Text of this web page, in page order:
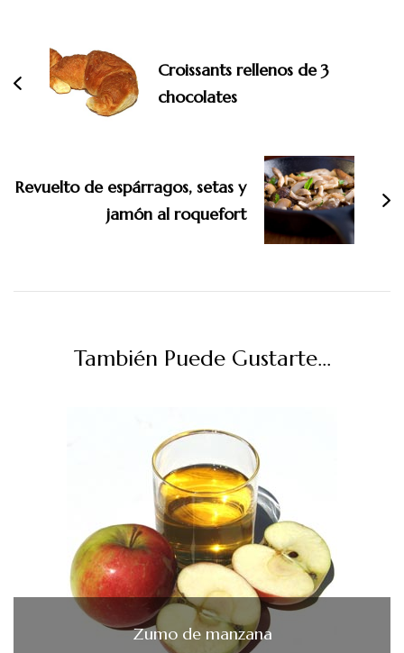
entradas
Croissants rellenos de 3
chocolates
Revuelto de espárragos, setas y
jamón al roquefort
También Puede Gustarte...
Zumo de manzana